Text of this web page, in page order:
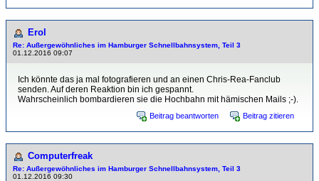
Erol
Re: Außergewöhnliches im Hamburger Schnellbahnsystem, Teil 3
01.12.2016 09:07
Ich könnte das ja mal fotografieren und an einen Chris-Rea-Fanclub
senden. Auf deren Reaktion bin ich gespannt.
Wahrscheinlich bombardieren sie die Hochbahn mit hämischen Mails ;-).
Beitrag beantworten Beitrag zitieren
Computerfreak
Re: Außergewöhnliches im Hamburger Schnellbahnsystem, Teil 3
01.12.2016 09:30